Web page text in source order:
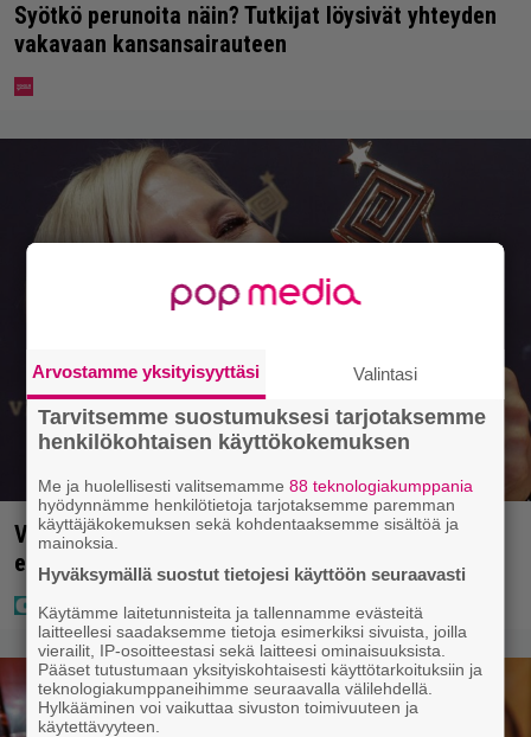
Syötkö perunoita näin? Tutkijat löysivät yhteyden
vakavaan kansansairauteen
Vappu Pimiästä tuli miljoonikko – eikä yksi milli
edes riitä, näin se tapahtui
Arvostamme yksityisyyttäsi Valintasi
Tarvitsemme suostumuksesi tarjotaksemme
henkilökohtaisen käyttökokemuksen
Me ja huolellisesti valitsemamme88 teknologiakumppania
hyödynnämme henkilötietoja tarjotaksemme paremman
käyttäjäkokemuksen sekä kohdentaaksemme sisältöä ja
mainoksia.
Hyväksymällä suostut tietojesi käyttöön seuraavasti
Käytämme laitetunnisteita ja tallennamme evästeitä
laitteellesi saadaksemme tietoja esimerkiksi sivuista, joilla
vierailit, IP-osoitteestasi sekä laitteesi ominaisuuksista.
Pääset tutustumaan yksityiskohtaisesti käyttötarkoituksiin ja
teknologiakumppaneihimme seuraavalla välilehdellä.
Hylkääminen voi vaikuttaa sivuston toimivuuteen ja
käytettävyyteen.